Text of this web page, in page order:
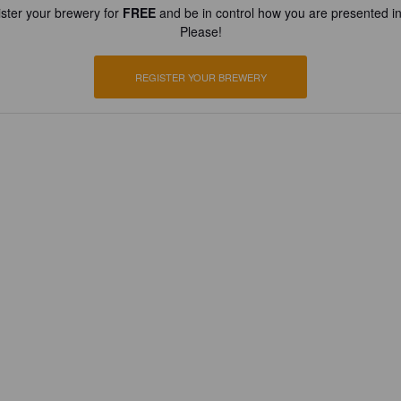
your brewery for FREEand be in control how you are presented
Please!
REGISTER YOUR BREWERY